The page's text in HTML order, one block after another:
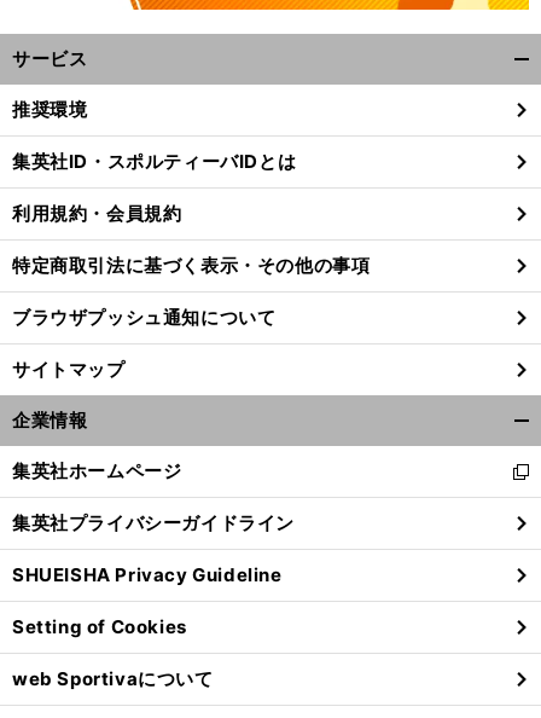
前
へ
サービス
閉
る
推奨環境
集英社ID・スポルティーバIDとは
利用規約・会員規約
特定商取引法に基づく表示・その他の事項
ブラウザプッシュ通知について
サイトマップ
企業情報
閉
る
集英社ホームページ
新
し
い
ウ
ィ
ン
ド
ウ
で
開
集英社プライバシーガイドライン
SHUEISHA Privacy Guideline
Setting of Cookies
web Sportivaについて